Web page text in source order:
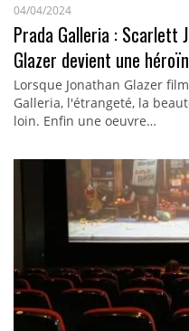
04/04/2024
Prada Galleria : Scarlett
Glazer devient une
Lorsque Jonathan Glazer
Galleria, l'étrangeté, la
loin. Enfin une oeuvre…